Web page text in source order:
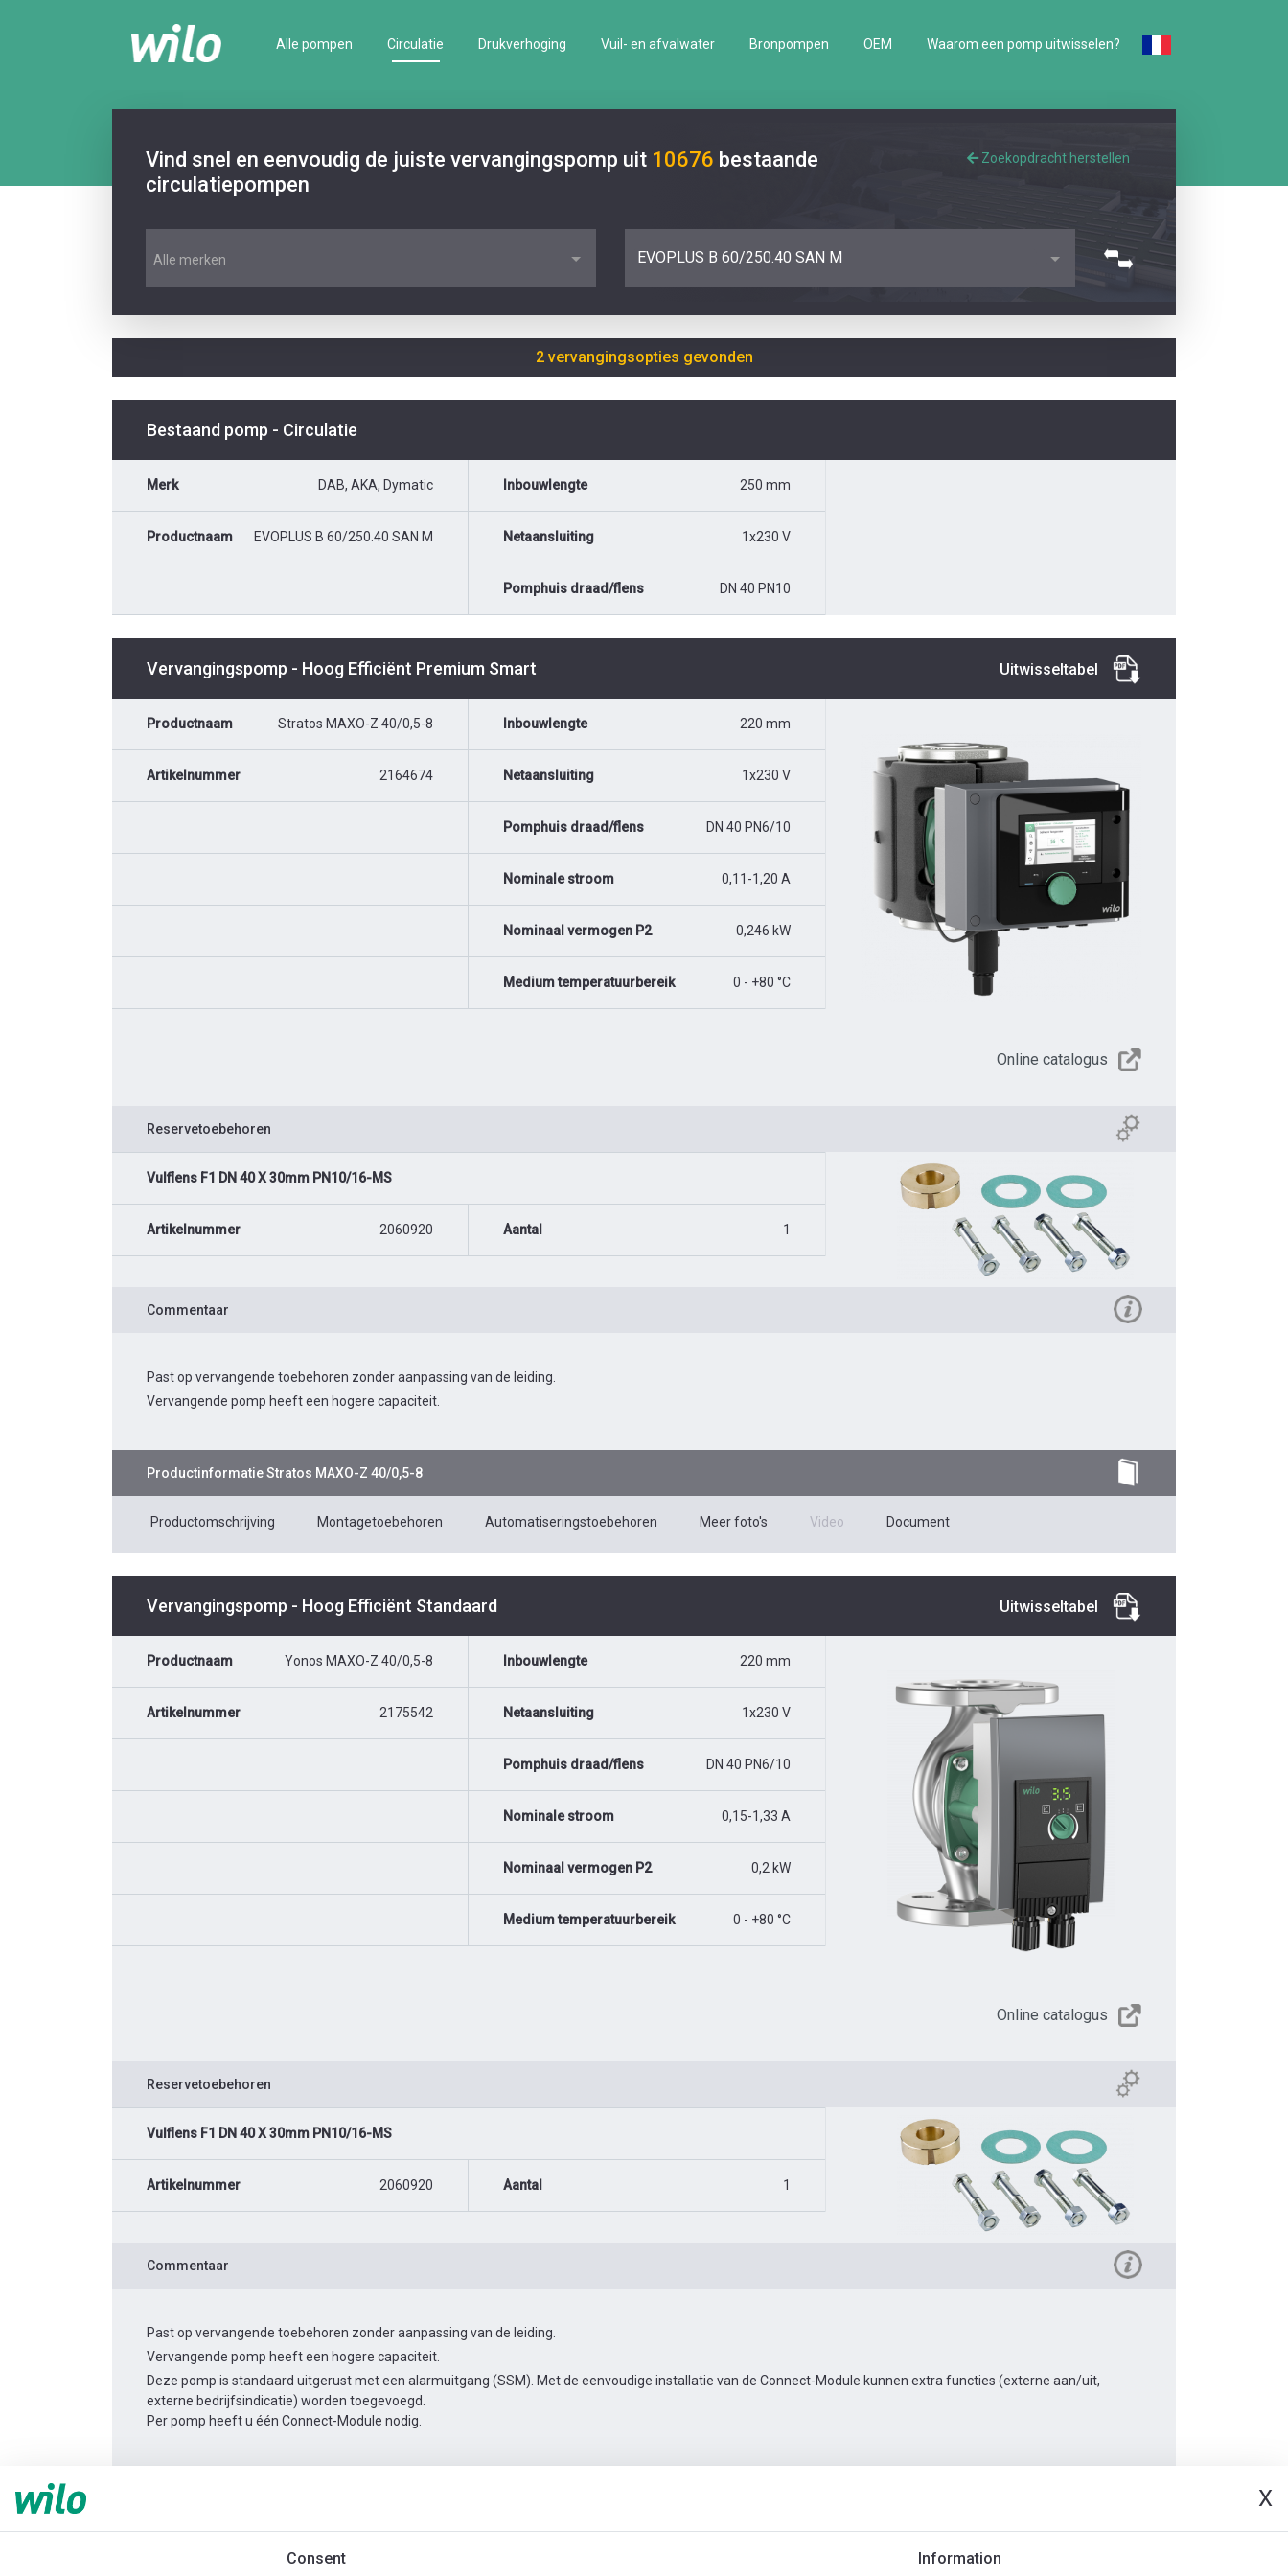
X
Consent Information
Alle pompen Circulatie Drukverhoging Vuil- en afvalwater Bronpompen OEM Waarom een pomp uitwisselen?
Vind snel en eenvoudig de juiste vervangingspomp uit 10676 bestaande
circulatiepompen
Zoekopdracht herstellen
Alle merken EVOPLUS B 60/250.40 SAN M
2 vervangingsopties gevonden
Bestaand pomp - Circulatie
Merk DAB, AKA, Dymatic
Productnaam EVOPLUS B 60/250.40 SAN M
Inbouwlengte 250 mm
Netaansluiting 1x230 V
Pomphuis draad/flens DN 40 PN10
Vervangingspomp - Hoog Efficiënt Premium Smart Uitwisseltabel
Productnaam Stratos MAXO-Z 40/0,5-8
Artikelnummer 2164674
Inbouwlengte 220 mm
Netaansluiting 1x230 V
Pomphuis draad/flens DN 40 PN6/10
Nominale stroom 0,11-1,20 A
Nominaal vermogen P2 0,246 kW
Medium temperatuurbereik 0 - +80 °C
Online catalogus
Reservetoebehoren
Vulflens F1 DN 40 X 30mm PN10/16-MS
Artikelnummer 2060920 Aantal 1
Commentaar
Past op vervangende toebehoren zonder aanpassing van de leiding.
Vervangende pomp heeft een hogere capaciteit.
ProductinformatieStratos MAXO-Z 40/0,5-8
Productomschrijving Montagetoebehoren Automatiseringstoebehoren Meer foto's Video Document
Vervangingspomp - Hoog Efficiënt Standaard Uitwisseltabel
Productnaam Yonos MAXO-Z 40/0,5-8
Artikelnummer 2175542
Inbouwlengte 220 mm
Netaansluiting 1x230 V
Pomphuis draad/flens DN 40 PN6/10
Nominale stroom 0,15-1,33 A
Nominaal vermogen P2 0,2 kW
Medium temperatuurbereik 0 - +80 °C
Online catalogus
Reservetoebehoren
Vulflens F1 DN 40 X 30mm PN10/16-MS
Artikelnummer 2060920 Aantal 1
Commentaar
Past op vervangende toebehoren zonder aanpassing van de leiding.
Vervangende pomp heeft een hogere capaciteit.
Deze pomp is standaard uitgerust met een alarmuitgang (SSM). Met de eenvoudige installatie van de Connect-Module kunnen extra functies (externe aan/uit,
externe bedrijfsindicatie) worden toegevoegd.
Per pomp heeft u één Connect-Module nodig.